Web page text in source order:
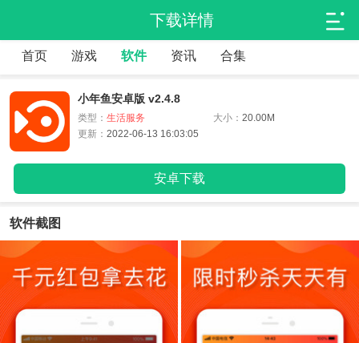
下载详情
首页 游戏 软件 资讯 合集
小年鱼安卓版 v2.4.8
类型： 生活服务 大小：20.00M
更新： 2022-06-13 16:03:05
安卓下载
软件截图